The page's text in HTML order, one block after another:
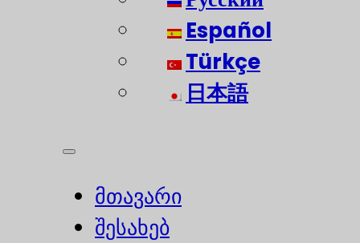
Español
Türkçe
日本語
მთავარი
შესახებ